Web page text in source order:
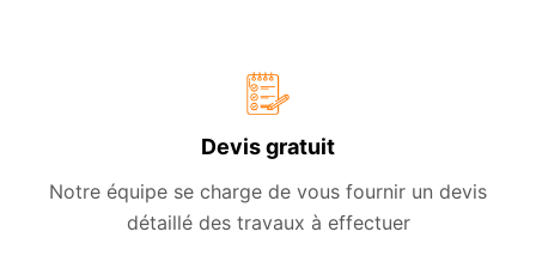
Devis gratuit
Notre équipe se charge de vous fournir un devis
détaillé des travaux à effectuer